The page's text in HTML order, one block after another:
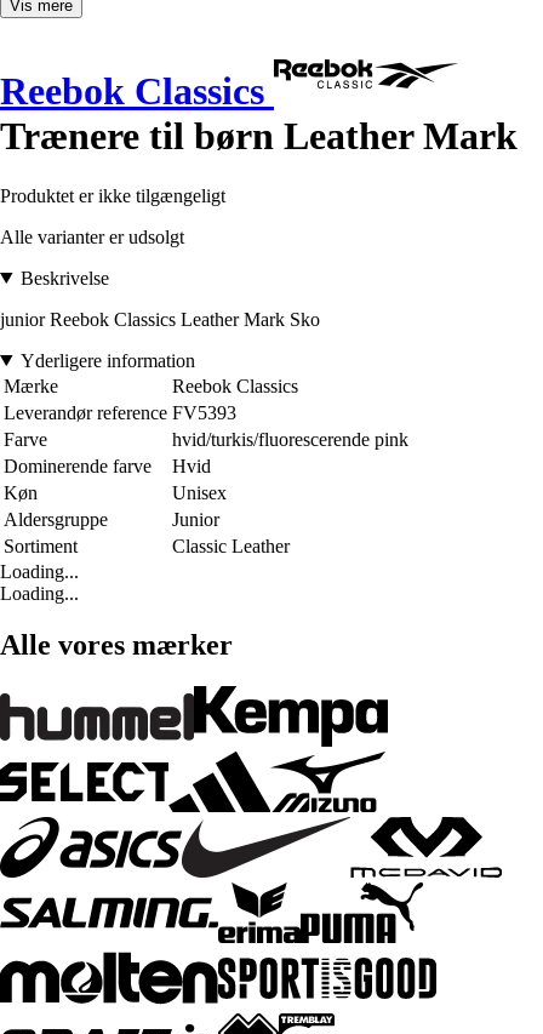
Vis mere
Reebok Classics
Trænere til børn Leather Mark
Produktet er ikke tilgængeligt
Alle varianter er udsolgt
Beskrivelse
junior Reebok Classics Leather Mark Sko
Yderligere information
Mærke
Reebok Classics
Leverandør reference FV5393
Farve
hvid/turkis/fluorescerende pink
Dominerende farve
Hvid
Køn
Unisex
Aldersgruppe
Junior
Sortiment
Classic Leather
Loading...
Loading...
Alle vores mærker